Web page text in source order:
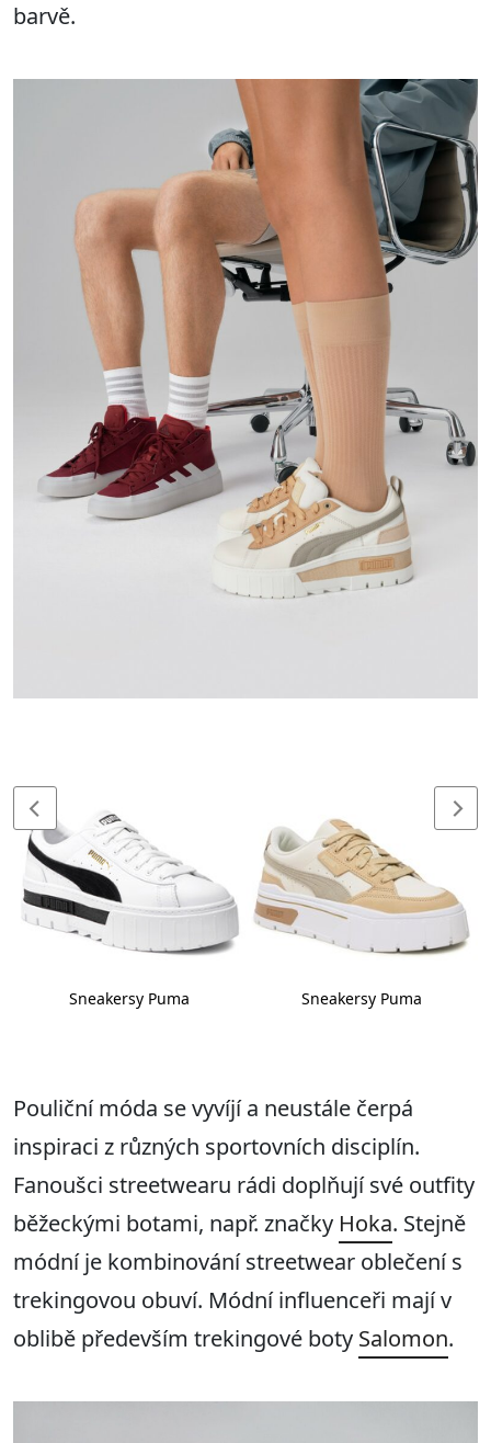
barvě.
Sneakersy Puma Sneakersy Puma
Pouličnímóda se vyvíjí a neustále čerpá
inspiraci z různých sportovních disciplín.
Fanoušci streetwearu rádi doplňují své outfity
běžeckými botami, např. značky Hoka. Stejně
módní je kombinování streetwear oblečení s
trekingovou obuví. Módní influenceři mají v
oblibě především trekingové boty Salomon.